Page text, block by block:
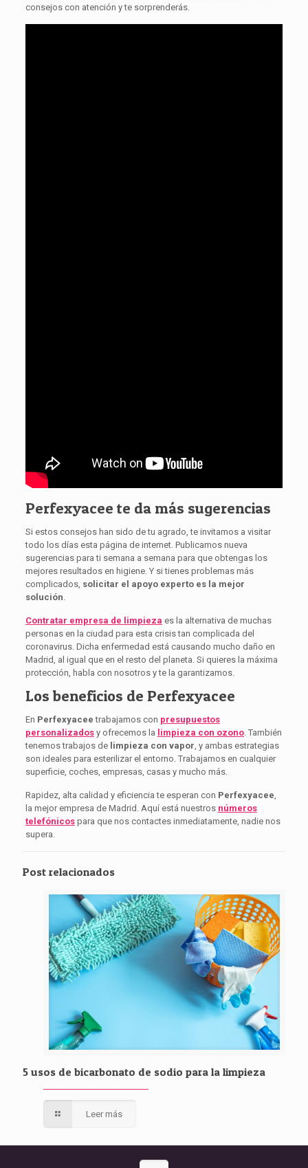
consejos con atención y te sorprenderás.
Perfexyacee te da más sugerencias
Si estos consejos han sido de tu agrado, te invitamos a visitar
todo los días esta página de internet. Publicamos nueva
sugerencias para ti semana a semana para que obtengas los
mejores resultados en higiene. Y si tienes problemas más
complicados, solicitar el apoyo experto es la mejor
solución
Contratar empresa de limpieza es la alternativa de muchas
personas en la ciudad para esta crisis tan complicada del
coronavirus. Dicha enfermedad está causando mucho daño en
Madrid, al igual que en el resto del planeta. Si quieres la máxima
protección, habla con nosotros y te la garantizamos.
Los beneficios de Perfexyacee
En Perfexyacee trabajamos con presupuestos
personalizadosy ofrecemos la limpieza con ozono. También
tenemos trabajos de limpieza con vapor , y ambas estrategias
son ideales para esterilizar el entorno. Trabajamos en cualquier
superficie, coches, empresas, casas y mucho más.
Rapidez, alta calidad y eficiencia te esperan con Perfexyacee
la mejor empresa de Madrid. Aquí está nuestros números
telefónicospara que nos contactes inmediatamente, nadie nos
supera.
Post relacionados
5 usos de bicarbonato de sodio para la limpieza
Leer más